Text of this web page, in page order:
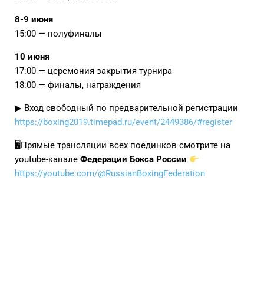
8-9 июня
15:00 — полуфиналы
10 июня
17:00 — церемония закрытия турнира
18:00 — финалы, награждения
▶ Вход свободный по предварительной регистрации
https://boxing2019.timepad.ru/event/2449386/#register
🖥Прямые трансляции всех поединков смотрите на
youtube-канале Федерации Бокса России
https://youtube.com/@RussianBoxingFederation